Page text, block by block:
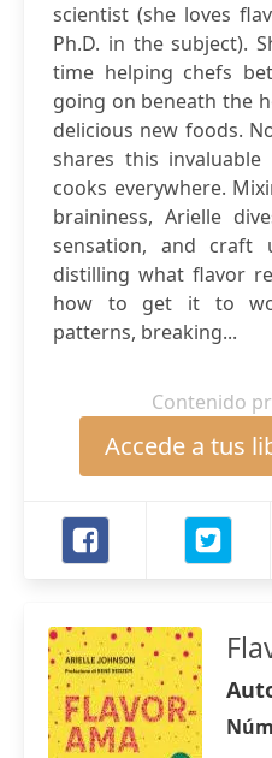
scientist (she loves
Ph.D. in the subject).
time helping chefs
going on beneath the
delicious new foods.
shares this
cooks everywhere.
braininess, Arielle
sensation, and craft
distilling what flavor
how to get it to
patterns, breaking...
Contenido
Accede a tus